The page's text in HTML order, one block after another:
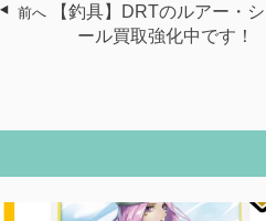
前へ
【釣具】DRTのルアー・
ール買取強化中です！